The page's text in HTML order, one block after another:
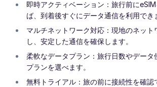
即時アクティベーション：旅行前に
ば、到着後すぐにデータ通信を利用でき
マルチネットワーク対応：現地のネット
し、安定した通信を確保します。
柔軟なデータプラン：旅行日数やデータ
プランを選べます。
無料トライアル：旅の前に接続性を確認